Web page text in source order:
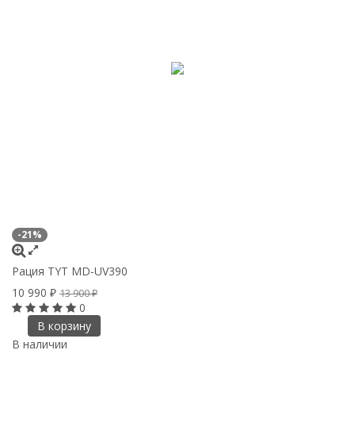
-21%
Рация TYT MD-UV390
10 990 ₽ 13 900₽
0
В корзину
В наличии